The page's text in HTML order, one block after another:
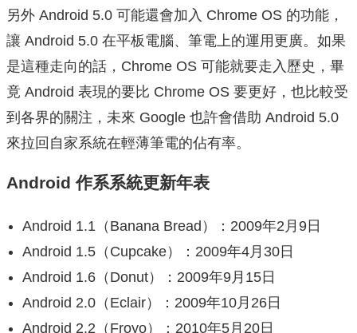
另外 Android 5.0 可能還會加入 Chrome OS 的功能，
讓 Android 5.0 在平板電腦、筆電上的運用更廣。如果
是這種走向的話，Chrome OS 可能就要走入歷史，畢
竟 Android 表現的要比 Chrome OS 要更好，也比較受
到各界的關注，未來 Google 也許會借助 Android 5.0
來拉回自家系統在輕薄筆電的佔有率。
Android 作系系統更新年表
Android 1.1（Banana Bread）：2009年2月9日
Android 1.5（Cupcake）：2009年4月30日
Android 1.6（Donut）：2009年9月15日
Android 2.0（Eclair）：2009年10月26日
Android 2.2（Froyo）：2010年5月20日